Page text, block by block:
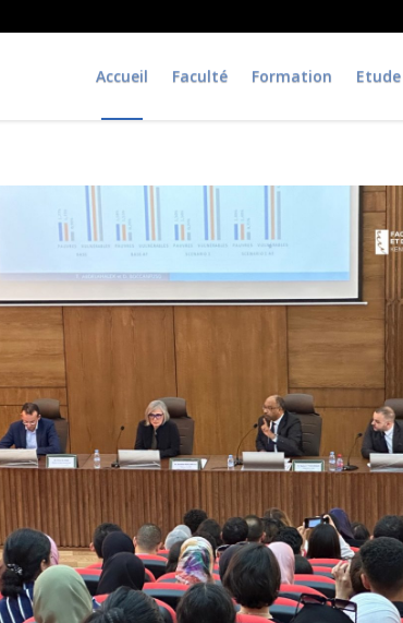
Accueil Faculté Formation